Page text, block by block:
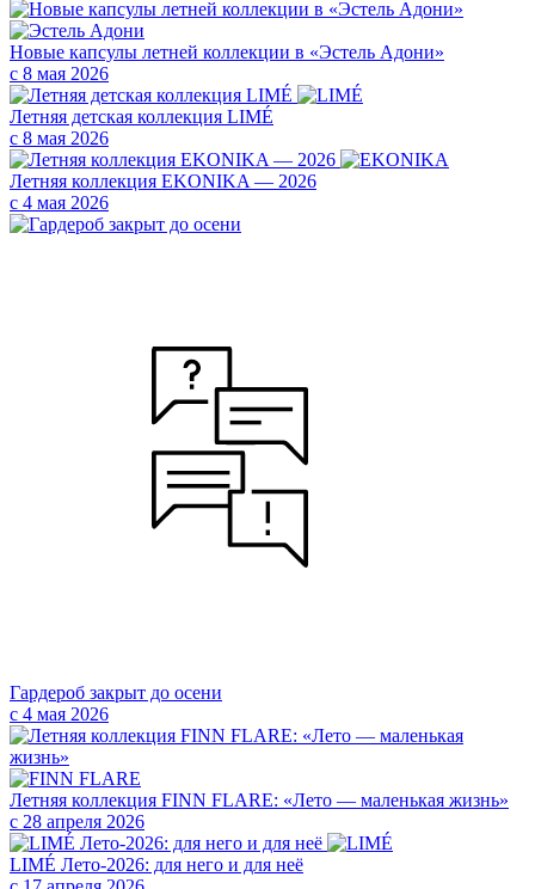
Новые капсулы летней коллекции в «Эстель Адони»
с 8 мая 2026
Летняя детская коллекция LIMÉ
с 8 мая 2026
Летняя коллекция EKONIKA — 2026
с 4 мая 2026
Гардероб закрыт до осени
с 4 мая 2026
Летняя коллекция FINN FLARE: «Лето — маленькая жизнь»
с 28 апреля 2026
LIMÉ Лето-2026: для него и для неё